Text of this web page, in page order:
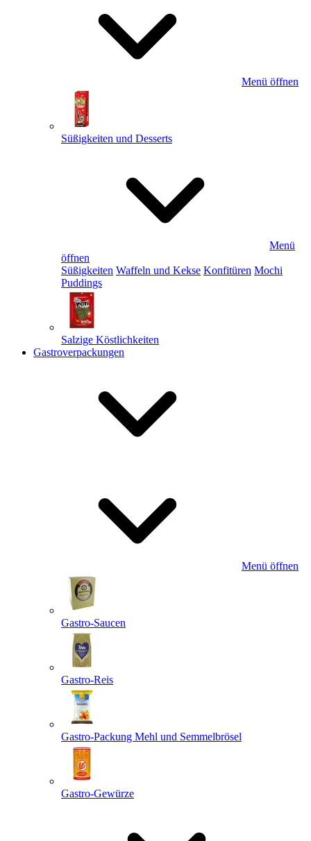
Menü öffnen
Süßigkeiten und Desserts
Menü
öffnen
Süßigkeiten Waffeln und Kekse Konfitüren Mochi
Puddings
Salzige Köstlichkeiten
Gastroverpackungen
Menü öffnen
Gastro-Saucen
Gastro-Reis
Gastro-Packung Mehl und Semmelbrösel
Gastro-Gewürze